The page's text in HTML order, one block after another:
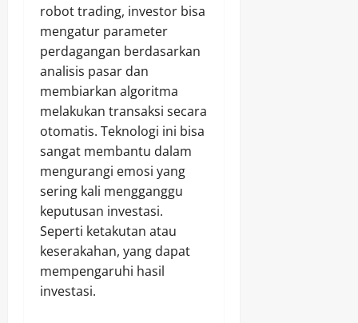
robot trading, investor bisa
mengatur parameter
perdagangan berdasarkan
analisis pasar dan
membiarkan algoritma
melakukan transaksi secara
otomatis. Teknologi ini bisa
sangat membantu dalam
mengurangi emosi yang
sering kali mengganggu
keputusan investasi.
Seperti ketakutan atau
keserakahan, yang dapat
mempengaruhi hasil
investasi.